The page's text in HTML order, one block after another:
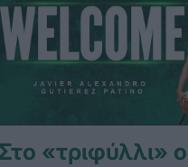
«τριφύλλι»